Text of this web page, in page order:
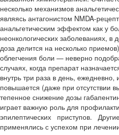
несколько механизмов
явля­ясь антагонистом NMDA-
анальгетическим эффектом как у
неонкологических заболеваниях, в
доза делится на несколько
облегчения боли — неверно
случаях, когда препарат
внутрь три раза в день,
повышается (даже при от­сутствии
тепенное снижение дозы
играет важную роль для
эпилептических приступов.
применялись с успехом при